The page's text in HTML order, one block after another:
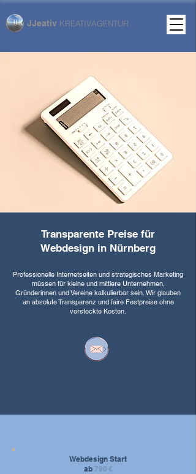
JJeativ KREATIVAGENTUR
Transparente Preise für
Webdesign in Nürnberg
Professionelle Internetseiten und strategisches Marketing
müssen für kleine und mittlere Unternehmen,
Gründerinnen und Vereine kalkulierbar sein. Wir glauben
an absolute Transparenz und faire Festpreise ohne
versteckte Kosten.
Webdesign Start
ab 790 €